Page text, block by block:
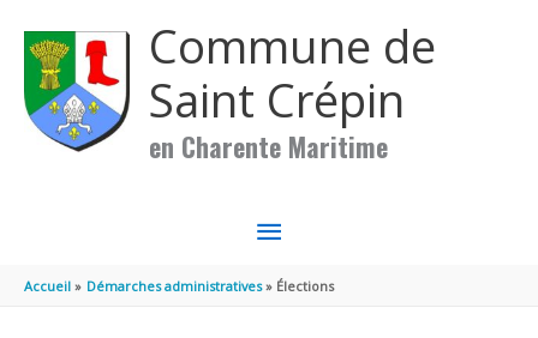
Commune de
Saint Crépin
en Charente Maritime
MENU
PRINCIPAL
Accueil Démarches administratives Élections